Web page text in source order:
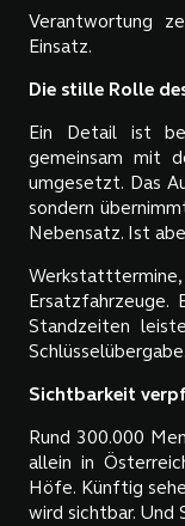
Verantwortung
Einsatz.
Die stille Rolle
Ein Detail ist
gemeinsam mit
umgesetzt. Das
sondern
Nebensatz. Ist
Ersatzfahrzeuge.
Standzeiten
Sichtbarkeit
Rund 300.000
allein in
Höfe. Künftig
wird sichtbar. Und